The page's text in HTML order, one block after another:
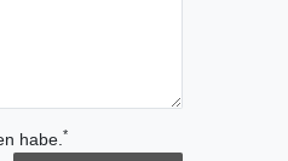
habe.*